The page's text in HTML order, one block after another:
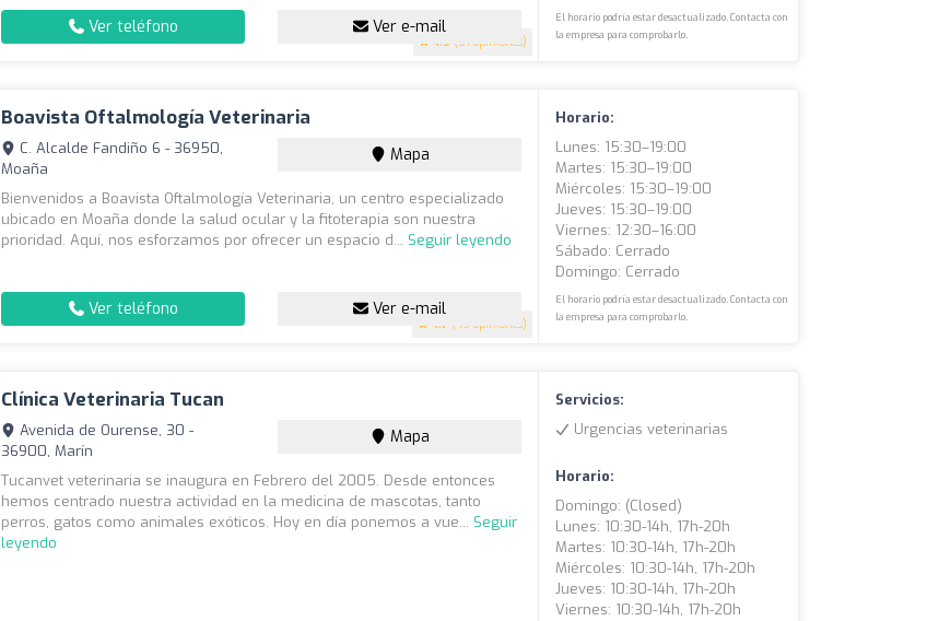
4.9 (51 opiniones)
Ver teléfono Ver e-mail
El horario podría estar desactualizado. Contacta con
la empresa para comprobarlo.
Boavista Oftalmología Veterinaria
4.7 (49 opiniones)
C. Alcalde Fandiño 6 - 36950,
Moaña
Mapa
Bienvenidos a Boavista Oftalmología Veterinaria, un centro especializado
ubicado en Moaña donde la salud ocular y la fitoterapia son nuestra
prioridad. Aquí, nos esforzamos por ofrecer un espacio d... Seguir leyendo
Ver teléfono Ver e-mail
Horario:
Lunes: 15:30–19:00
Martes: 15:30–19:00
Miércoles: 15:30–19:00
Jueves: 15:30–19:00
Viernes: 12:30–16:00
Sábado: Cerrado
Domingo: Cerrado
El horario podría estar desactualizado. Contacta con
la empresa para comprobarlo.
Clínica Veterinaria Tucan
Avenida de Ourense, 30 -
36900, Marín
Mapa
Tucanvet veterinaria se inaugura en Febrero del 2005. Desde entonces
hemos centrado nuestra actividad en la medicina de mascotas, tanto
perros, gatos como animales exóticos. Hoy en día ponemos a vue... Seguir
leyendo
Servicios:
Urgencias veterinarias
Horario:
Domingo: (closed)
Lunes: 10:30-14h, 17h-20h
Martes: 10:30-14h, 17h-20h
Miércoles: 10:30-14h, 17h-20h
Jueves: 10:30-14h, 17h-20h
Viernes: 10:30-14h, 17h-20h